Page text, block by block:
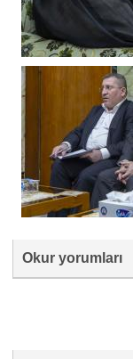
Okur yorumları